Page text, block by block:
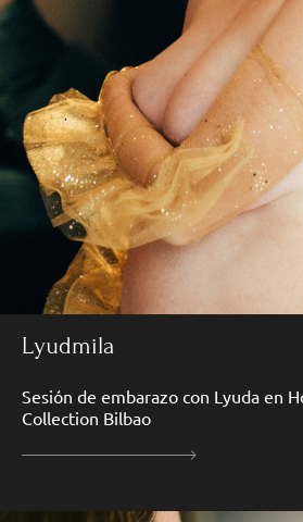
Lyudmila
Sesión de embarazo con Lyuda en
Collection Bilbao